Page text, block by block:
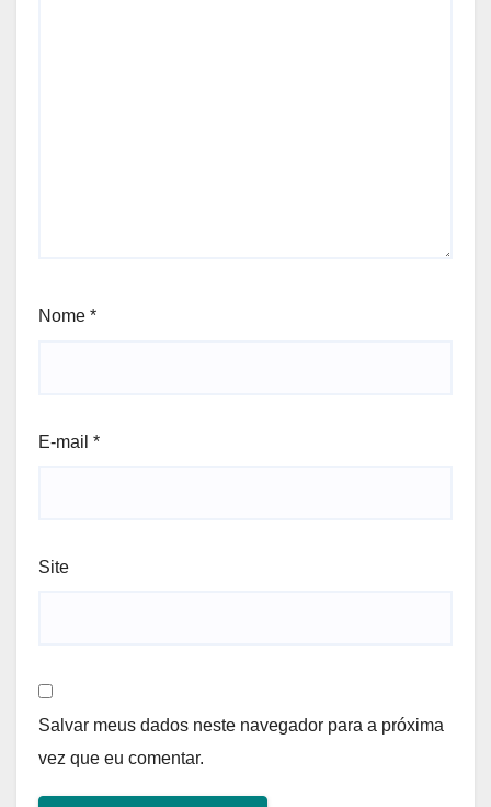
Nome *
E-mail *
Site
Salvar meus dados neste navegador para a próxima
vez que eu comentar.